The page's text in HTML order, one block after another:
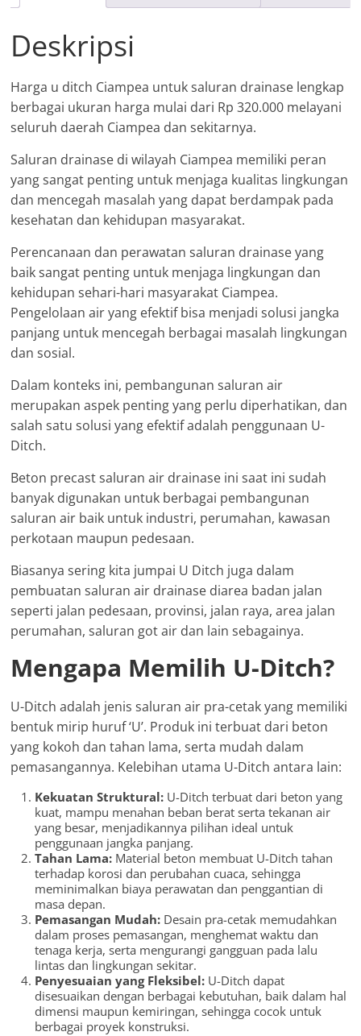
Deskripsi
Harga u ditch Ciampea untuk saluran drainase lengkap
berbagai ukuran harga mulai dari Rp 320.000 melayani
seluruh daerah Ciampea dan sekitarnya.
Saluran drainase di wilayah Ciampea memiliki peran
yang sangat penting untuk menjaga kualitas lingkungan
dan mencegah masalah yang dapat berdampak pada
kesehatan dan kehidupan masyarakat.
Perencanaan dan perawatan saluran drainase yang
baik sangat penting untuk menjaga lingkungan dan
kehidupan sehari-hari masyarakat Ciampea.
Pengelolaan air yang efektif bisa menjadi solusi jangka
panjang untuk mencegah berbagai masalah lingkungan
dan sosial.
Dalam konteks ini, pembangunan saluran air
merupakan aspek penting yang perlu diperhatikan, dan
salah satu solusi yang efektif adalah penggunaan U-
Ditch.
Beton precast saluran air drainase ini saat ini sudah
banyak digunakan untuk berbagai pembangunan
saluran air baik untuk industri, perumahan, kawasan
perkotaan maupun pedesaan.
Biasanya sering kita jumpai U Ditch juga dalam
pembuatan saluran air drainase diarea badan jalan
seperti jalan pedesaan, provinsi, jalan raya, area jalan
perumahan, saluran got air dan lain sebagainya.
Mengapa Memilih U-Ditch?
U-Ditch adalah jenis saluran air pra-cetak yang memiliki
bentuk mirip huruf ‘U’. Produk ini terbuat dari beton
yang kokoh dan tahan lama, serta mudah dalam
pemasangannya. Kelebihan utama U-Ditch antara lain:
Kekuatan Struktural: U-Ditch terbuat dari beton yang
kuat, mampu menahan beban berat serta tekanan air
yang besar, menjadikannya pilihan ideal untuk
penggunaan jangka panjang.
Tahan Lama: Material beton membuat U-Ditch tahan
terhadap korosi dan perubahan cuaca, sehingga
meminimalkan biaya perawatan dan penggantian di
masa depan.
Pemasangan Mudah: Desain pra-cetak memudahkan
dalam proses pemasangan, menghemat waktu dan
tenaga kerja, serta mengurangi gangguan pada lalu
lintas dan lingkungan sekitar.
Penyesuaian yang Fleksibel: U-Ditch dapat
disesuaikan dengan berbagai kebutuhan, baik dalam hal
dimensi maupun kemiringan, sehingga cocok untuk
berbagai proyek konstruksi.